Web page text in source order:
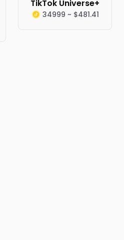
TikTok Universe+
34999 ~ $481.41